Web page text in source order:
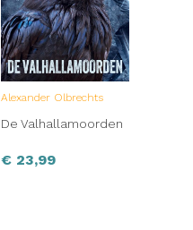
Alexander Olbrechts
De Valhallamoorden
€ 23,99